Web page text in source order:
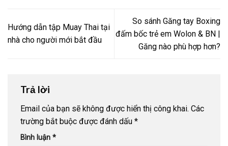
Hướng dẫn tập Muay Thai tại
nhà cho người mới bắt đầu
So sánh Găng tay Boxing
đấm bốc trẻ em Wolon & BN |
Găng nào phù hợp hơn?
Trả lời
Email của bạn sẽ không được hiển thị công khai. Các
trường bắt buộc được đánh dấu *
Bình luận *